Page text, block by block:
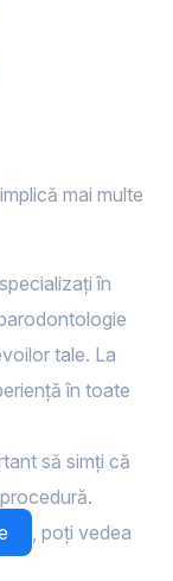
mai multe
în
tale. La
în toate
să simți că
, poți vedea